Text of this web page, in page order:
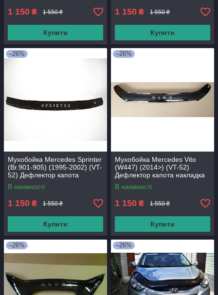
1 150 ₴ 1 550 ₴
Купити
1 150 ₴ 1 550 ₴
Купити
–26%
Мухобойка Mercedes Sprinter
(Br.901-905) (1995-2002) (VT-
52) Дефлектор капота
накладка
В наявності
1 150 ₴ 1 550 ₴
Купити
–26%
Мухобойка Mercedes Vito
(W447) (2014>) (VT-52)
Дефлектор капота накладка
В наявності
1 150 ₴ 1 550 ₴
Купити
–26% –26%